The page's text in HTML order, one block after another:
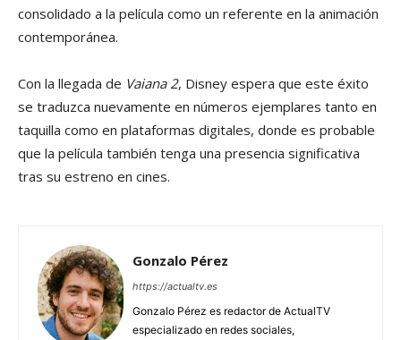
consolidado a la película como un referente en la animación
contemporánea.
Con la llegada de Vaiana 2, Disney espera que este éxito
se traduzca nuevamente en números ejemplares tanto en
taquilla como en plataformas digitales, donde es probable
que la película también tenga una presencia significativa
tras su estreno en cines.
Gonzalo Pérez
https://actualtv.es
Gonzalo Pérez es redactor de ActualTV
especializado en redes sociales,